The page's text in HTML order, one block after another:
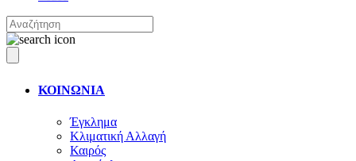
ΚΟΙΝΩΝΙΑ
Έγκλημα
Κλιματική Αλλαγή
Καιρός